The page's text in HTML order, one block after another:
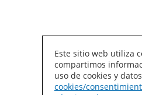
Declaración de
Coil Coatings
Este sitio web utiliza
compartimos
uso de cookies y
cookies/